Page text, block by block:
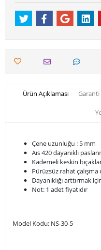
Ürün Açıklaması Garanti
Çene uzunluğu : 5 mm
Aıs 420 dayanıklı
Kademeli keskin
Pürüzsüz rahat çalışma
Dayanıklığı arttırmak
Not: 1 adet fiyatıdır
Model Kodu: NS-30-5